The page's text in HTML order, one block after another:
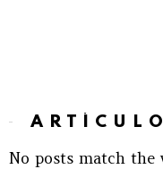
No posts match